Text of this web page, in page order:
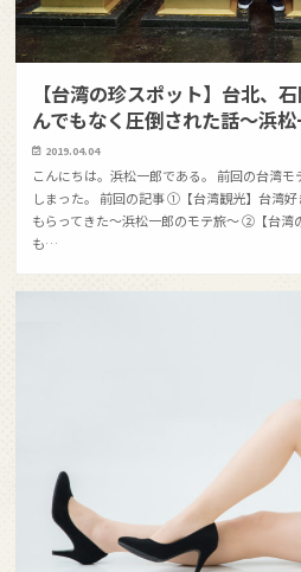
【台湾の珍スポット】台北、
んでもなく圧倒された話〜浜
2019.04.04
こんにちは。浜松一郎である。 前回の台湾
しまった。 前回の記事 ①【台湾観光】台湾
もらってきた〜浜松一郎のモテ旅〜 ②【台湾
も…